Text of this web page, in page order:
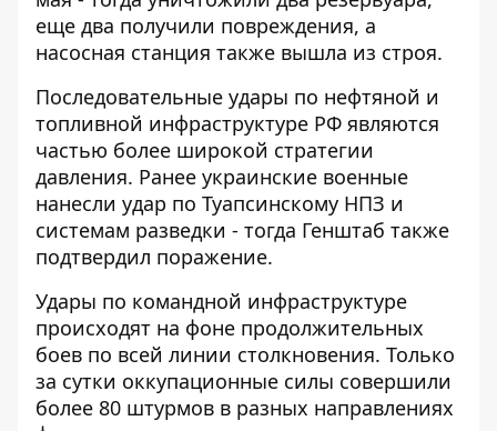
еще два получили повреждения, а
насосная станция также вышла из строя.
Последовательные удары по нефтяной и
топливной инфраструктуре РФ являются
частью более широкой стратегии
давления. Ранее украинские военные
нанесли удар по Туапсинскому НПЗ и
системам разведки - тогда Генштаб также
подтвердил поражение.
Удары по командной инфраструктуре
происходят на фоне продолжительных
боев по всей линии столкновения. Только
за сутки оккупационные силы совершили
более 80 штурмов в разных направлениях